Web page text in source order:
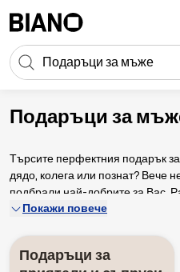
Търсене
Подаръци за
Съвети за подаръци Подаръци
Търсите перфектния подарък
дядо, колега или познат? Вече
подбрали най-добрите за Вас.
предложения и се вдъхновете с
Покажи повече
Подаръци за